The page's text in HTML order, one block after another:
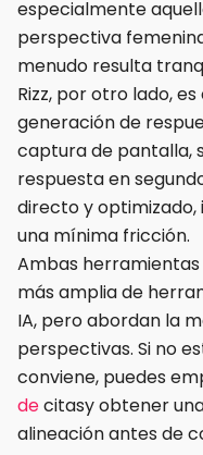
especialmente
perspectiva
menudo resulta
Rizz, por otro lado,
generación de
captura de pantalla,
respuesta en
directo y
una mínima fricción.
Ambas
más amplia de
IA, pero abordan la
perspectivas. Si no
conviene, puedes
decitasy obtener
alineación antes de